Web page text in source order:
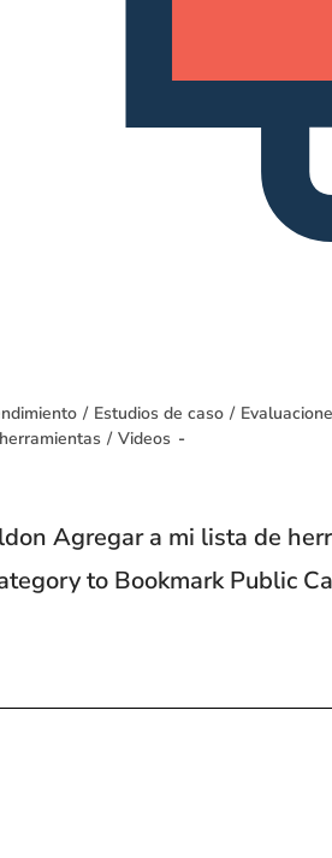
/ Estudios de caso /
/ Videos
Agregar a mi lista de
to Bookmark Public